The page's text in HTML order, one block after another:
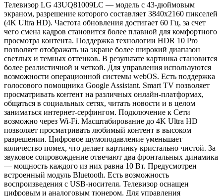
Телевизор LG 43UQ81009LC — модель с 43-дюймовым
экраном, разрешение которого составляет 3840х2160 пикселей
(4K Ultra HD). Частота обновления достигает 60 Гц, за счет
чего смена кадров становится более плавной для комфортного
просмотра контента. Поддержка технологии HDR 10 Pro
позволяет отображать на экране более широкий диапазон
светлых и темных оттенков. В результате картинка становится
более реалистичной и четкой. Для управления используются
возможности операционной системы webOS. Есть поддержка
голосового помощника Google Assistant. Smart TV позволяет
просматривать контент на различных онлайн-платформах,
общаться в социальных сетях, читать новости и в целом
заниматься интернет-серфингом. Подключение к Сети
возможно через Wi-Fi. Масштабирование до 4K Ultra HD
позволяет просматривать любимый контент в высоком
разрешении. Цифровое шумоподавление уменьшает
количество помех, что делает картинку кристально чистой. За
звуковое сопровождение отвечают два фронтальных динамика
— мощность каждого из них равна 10 Вт. Предусмотрен
встроенный модуль Bluetooth. Есть возможность
воспроизведения с USB-носителя. Телевизор оснащен
цифровым и аналоговым тюнером. Для управления